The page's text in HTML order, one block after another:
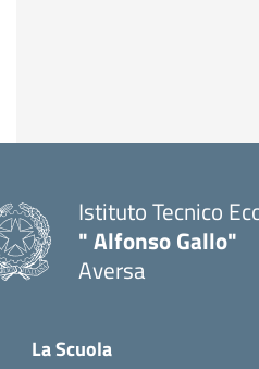
Istituto Tecnico
" Alfonso Gallo"
Aversa
La Scuola